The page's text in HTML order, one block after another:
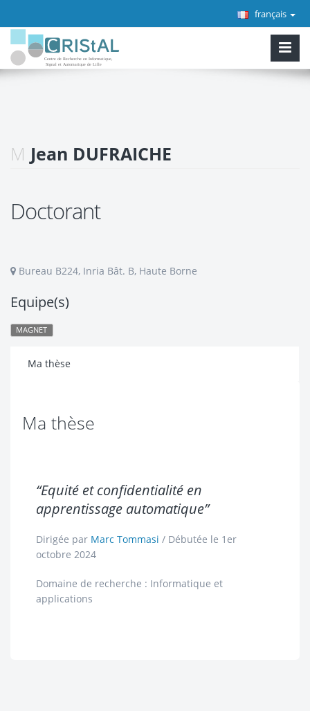
français
M Jean DUFRAICHE
Doctorant
Bureau B224, Inria Bât. B, Haute Borne
Equipe(s)
MAGNET
Ma thèse
Ma thèse
“Equité et confidentialité en
apprentissage automatique”
Dirigée par Marc Tommasi / Débutée le 1er
octobre 2024
Domaine de recherche : Informatique et
applications